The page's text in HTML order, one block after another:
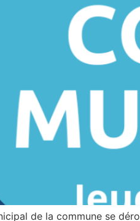
de la commune se